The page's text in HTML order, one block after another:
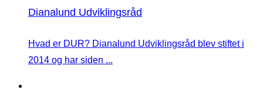
Dianalund Udviklingsråd
Hvad er DUR? Dianalund Udviklingsråd blev stiftet i
2014 og har siden ...